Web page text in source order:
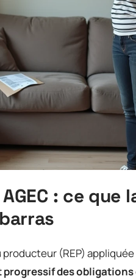
: ce
(REP)
progressif des